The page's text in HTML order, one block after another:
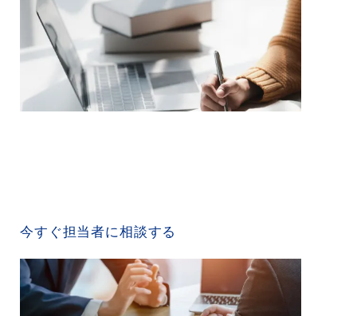
今すぐ担当者に相談する